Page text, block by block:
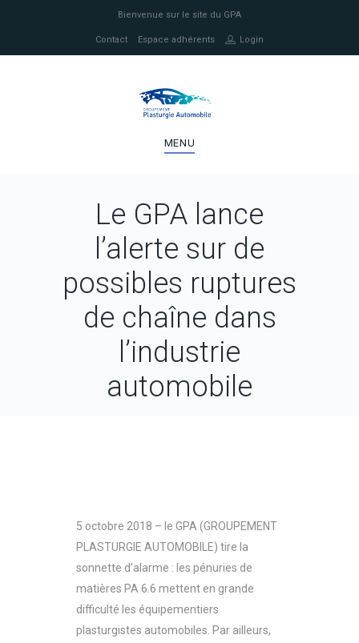
Bienvenue sur le site du GPA
Contact Espace adhérents Login
MENU
Le GPA lance
l’alerte sur de
possibles ruptures
de chaîne dans
l’industrie
automobile
5 octobre 2018 – le GPA (GROUPEMENT
PLASTURGIE AUTOMOBILE) tire la
sonnette d’alarme : les pénuries de
matières PA 6.6 mettent en grande
difficulté les équipementiers
plasturgistes automobiles. Par ailleurs,